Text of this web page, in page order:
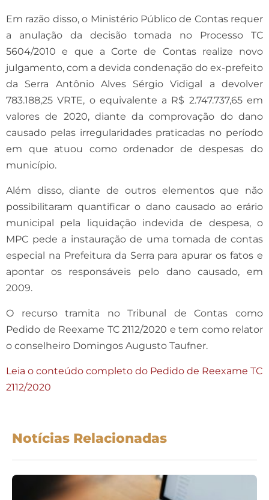
Em razão disso, o Ministério Público de Contas requer
a anulação da decisão tomada no Processo TC
5604/2010 e que a Corte de Contas realize novo
julgamento, com a devida condenação do ex-prefeito
da Serra Antônio Alves Sérgio Vidigal a devolver
783.188,25 VRTE, o equivalente a R$ 2.747.737,65 em
valores de 2020, diante da comprovação do dano
causado pelas irregularidades praticadas no período
em que atuou como ordenador de despesas do
município.
Além disso, diante de outros elementos que não
possibilitaram quantificar o dano causado ao erário
municipal pela liquidação indevida de despesa, o
MPC pede a instauração de uma tomada de contas
especial na Prefeitura da Serra para apurar os fatos e
apontar os responsáveis pelo dano causado, em
2009.
O recurso tramita no Tribunal de Contas como
Pedido de Reexame TC 2112/2020 e tem como relator
o conselheiro Domingos Augusto Taufner.
Leia o conteúdo completo do Pedido de Reexame TC
2112/2020
Notícias Relacionadas